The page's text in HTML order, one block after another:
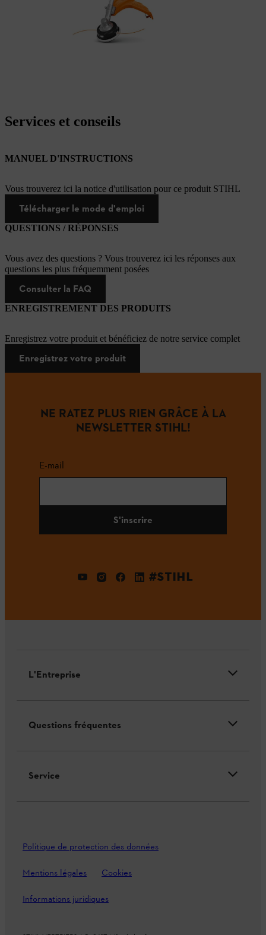
Services et conseils
MANUEL D'INSTRUCTIONS
Vous trouverez ici la notice d'utilisation pour ce produit STIHL
Télécharger le mode d'emploi
QUESTIONS / RÉPONSES
Vous avez des questions ? Vous trouverez ici les réponses aux
questions les plus fréquemment posées
Consulter la FAQ
ENREGISTREMENT DES PRODUITS
Enregistrez votre produit et bénéficiez de notre service complet
Enregistrez votre produit
NE RATEZ PLUS RIEN GRÂCE À LA
NEWSLETTER STIHL!
E-mail
S'inscrire
#STIHL
L'Entreprise
Questions fréquentes
Service
Politique de protection des données
Mentions légales Cookies
Informations juridiques